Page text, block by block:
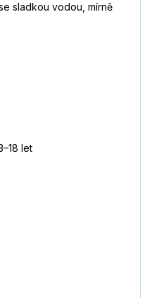
sladkou vodou, mírně
let